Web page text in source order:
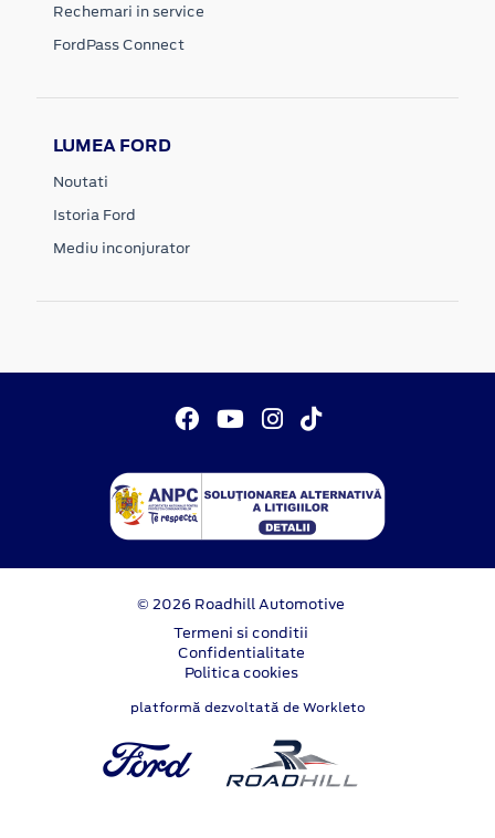
Rechemari in service
FordPass Connect
LUMEA FORD
Noutati
Istoria Ford
Mediu inconjurator
© 2026 Roadhill Automotive
Termeni si conditii
Confidentialitate
Politica cookies
platformă dezvoltată de Workleto